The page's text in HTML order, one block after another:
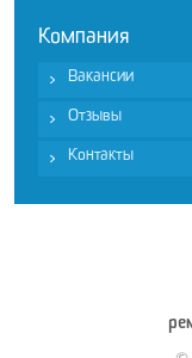
Компания
Вакансии
Отзывы
Контакты